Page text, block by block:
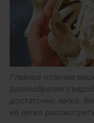
Главное отличие
разнообразия
достаточно легко.
её легко